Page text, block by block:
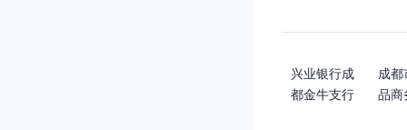
兴业银行成
都金牛支行
成都
品商